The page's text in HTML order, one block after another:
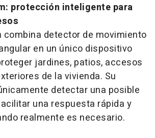
protección inteligente para
combina detector de movimiento
en un único dispositivo
jardines, patios, accesos
de la vivienda. Su
detectar una posible
una respuesta rápida y
realmente es necesario.